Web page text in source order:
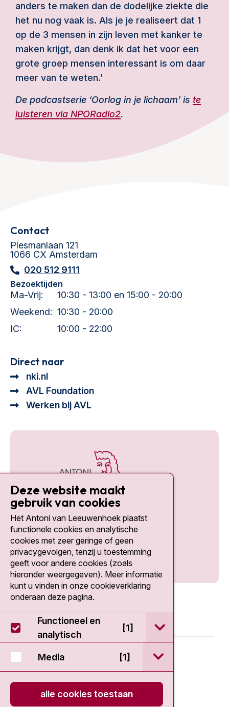
anders te maken dan de dodelijke ziekte die
het nu nog vaak is. Als je je realiseert dat 1
op de 3 mensen in zijn leven met kanker te
maken krijgt, dan denk ik dat het voor een
grote groep mensen interessant is om daar
meer van te weten.’
De podcastserie ‘Oorlog in je lichaam’ is te
luisteren via NPORadio2.
Contact
Plesmanlaan 121
1066 CX Amsterdam
020 512 9111
Bezoektijden
Ma-Vrij:
10:30 - 13:00 en 15:00 - 20:00
Weekend: 10:30 - 20:00
IC:
10:00 - 22:00
Direct naar
nki.nl
AVL Foundation
Werken bij AVL
Social media
© 2026 - Antoni van Leeuwenhoek
Disclaimer
Deze website maakt
gebruik van cookies
Het Antoni van Leeuwenhoek plaatst
functionele cookies en analytische
cookies met zeer geringe of geen
privacygevolgen, tenzij u toestemming
geeft voor andere cookies (zoals
hieronder weergegeven). Meer informatie
kunt u vinden in onze cookieverklaring
onderaan deze pagina.
Functioneel en
analytisch
[1] open / sluit
Media [1] open / sluit
alle cookies toestaan